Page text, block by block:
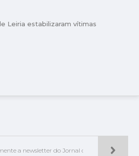
Leiria estabilizaram vítimas